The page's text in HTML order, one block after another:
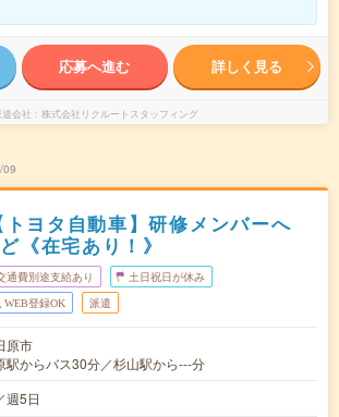
応募へ進む 詳しく見る
会社 株式会社リクルートスタッフィング
09
ヨタ自動車】研修メンバーへ
《在宅あり！》
通費別途支給あり 土日祝日が休み
WEB登録OK 派遣
原市
駅からバス30分／杉山駅から---分
週5日